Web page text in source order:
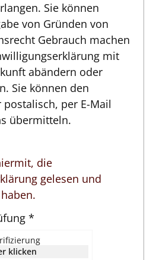
Sie können
von Gründen von
Gebrauch machen
mit
abändern oder
Sie können den
per E-Mail
übermitteln.
die
gelesen und
*
klicken